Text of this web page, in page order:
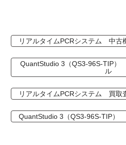
リアルタイムPCRシステム 中古
QuantStudio 3（QS3-96S-TIP）
ル
リアルタイムPCRシステム 買取
QuantStudio 3（QS3-96S-TIP）